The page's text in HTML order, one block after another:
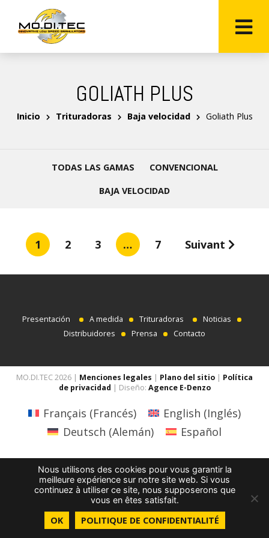
GOLIATH PLUS
Inicio Trituradoras Baja velocidad Goliath Plus
TODAS LAS GAMAS CONVENCIONAL
BAJA VELOCIDAD
1 2 3 … 7 Suivant
Presentación A medida Trituradoras
Noticias
Distribuidores
Prensa Contacto
MO.DI.TEC 2026 | Menciones legales | Plano del sitio | Política
de privacidad | Diseño: Agence E-Denzo
Français (Francés) English (Inglés)
Deutsch (Alemán) Español
Nous utilisons des cookies pour vous garantir la
meilleure expérience sur notre site web. Si vous
continuez à utiliser ce site, nous supposerons que
vous en êtes satisfait.
OK POLITIQUE DE CONFIDENTIALITÉ